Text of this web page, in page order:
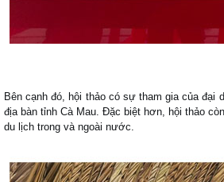
Bên cạnh đó, hội thảo có sự tham gia của
địa bàn tỉnh Cà Mau. Đặc biệt hơn, hội thảo
du lịch trong và ngoài nước.